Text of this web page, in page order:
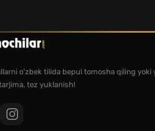
o'zbek tilida bepul tomosha qiling yoki
tez yuklanish!